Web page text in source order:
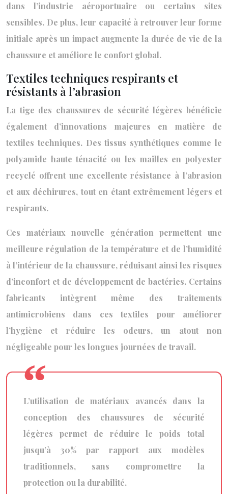
dans l’industrie aéroportuaire ou certains sites
sensibles. De plus, leur capacité à retrouver leur forme
initiale après un impact augmente la durée de vie de la
chaussure et améliore le confort global.
Textiles techniques respirants et
résistants à l’abrasion
La tige des chaussures de sécurité légères bénéficie
également d’innovations majeures en matière de
textiles techniques. Des tissus synthétiques comme le
polyamide haute ténacité ou les mailles en polyester
recyclé offrent une excellente résistance à l’abrasion
et aux déchirures, tout en étant extrêmement légers et
respirants.
Ces matériaux nouvelle génération permettent une
meilleure régulation de la température et de l’humidité
à l’intérieur de la chaussure, réduisant ainsi les risques
d’inconfort et de développement de bactéries. Certains
fabricants intègrent même des traitements
antimicrobiens dans ces textiles pour améliorer
l’hygiène et réduire les odeurs, un atout non
négligeable pour les longues journées de travail.
L’utilisation de matériaux avancés dans la
conception des chaussures de sécurité
légères permet de réduire le poids total
jusqu’à 30% par rapport aux modèles
traditionnels, sans compromettre la
protection ou la durabilité.